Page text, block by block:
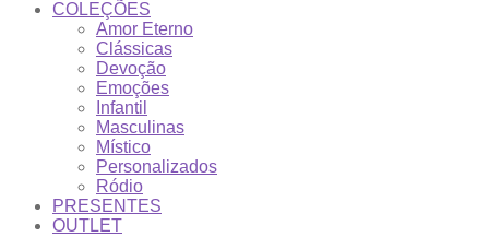
COLEÇÕES
Amor Eterno
Clássicas
Devoção
Emoções
Infantil
Masculinas
Místico
Personalizados
Ródio
PRESENTES
OUTLET